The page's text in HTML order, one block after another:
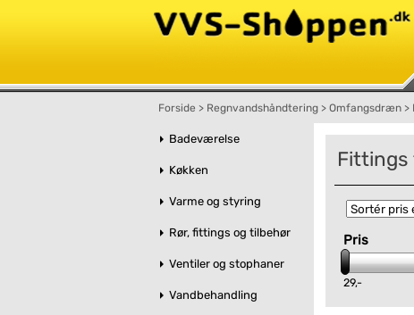
Forside > Regnvandshåndtering > Omfangsdræn >
Badeværelse
Køkken
Varme og styring
Rør, fittings og tilbehør
Ventiler og stophaner
Vandbehandling
Pris
29,-